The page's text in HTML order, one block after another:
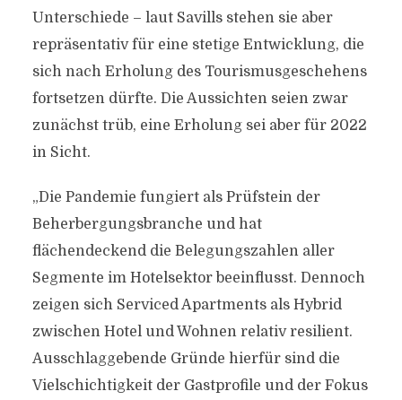
Unterschiede – laut Savills stehen sie aber
repräsentativ für eine stetige Entwicklung, die
sich nach Erholung des Tourismusgeschehens
fortsetzen dürfte. Die Aussichten seien zwar
zunächst trüb, eine Erholung sei aber für 2022
in Sicht.
„Die Pandemie fungiert als Prüfstein der
Beherbergungsbranche und hat
flächendeckend die Belegungszahlen aller
Segmente im Hotelsektor beeinflusst. Dennoch
zeigen sich Serviced Apartments als Hybrid
zwischen Hotel und Wohnen relativ resilient.
Ausschlaggebende Gründe hierfür sind die
Vielschichtigkeit der Gastprofile und der Fokus